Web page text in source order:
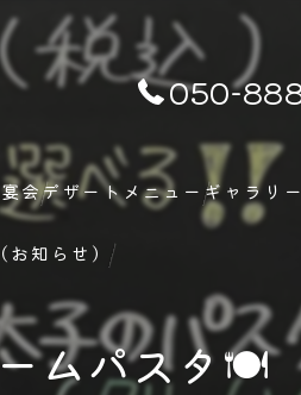
050-
会デザートメニュー ギャラリー
お知らせ）
ムパスタ🍽